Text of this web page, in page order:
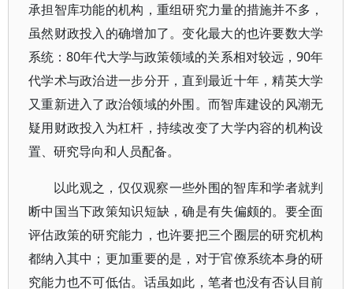
承担智库功能的机构，重组研究力量的措施并不多，
虽然财政投入的确增加了。变化最大的也许要数大学
系统：80年代大学与政策领域的关系相对较远，90年
代学术与政治进一步分开，直到最近十年，精英大学
又重新进入了政治领域的外围。而智库建设的风潮无
疑用财政投入为杠杆，持续改变了大学内容的机构设
置、研究导向和人员配备。
以此观之，仅仅观察一些外围的智库和学者就判
断中国当下政策知识短缺，确是有失偏颇的。要全面
评估政策的研究能力，也许要把三个圈层的研究机构
都纳入其中；更加重要的是，对于官僚系统本身的研
究能力也不可低估。话虽如此，笔者也没有否认目前